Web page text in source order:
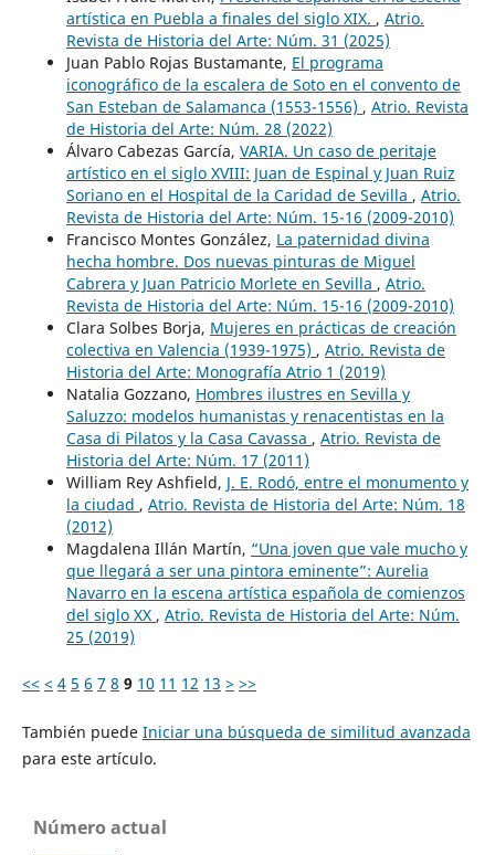
artística en Puebla a finales del siglo XIX. , Atrio.
Revista de Historia del Arte: Núm. 31 (2025)
Juan Pablo Rojas Bustamante, El programa
iconográfico de la escalera de Soto en el convento de
San Esteban de Salamanca (1553-1556) , Atrio. Revista
de Historia del Arte: Núm. 28 (2022)
Álvaro Cabezas García, VARIA. Un caso de peritaje
artístico en el siglo XVIII: Juan de Espinal y Juan Ruiz
Soriano en el Hospital de la Caridad de Sevilla , Atrio.
Revista de Historia del Arte: Núm. 15-16 (2009-2010)
Francisco Montes González, La paternidad divina
hecha hombre. Dos nuevas pinturas de Miguel
Cabrera y Juan Patricio Morlete en Sevilla , Atrio.
Revista de Historia del Arte: Núm. 15-16 (2009-2010)
Clara Solbes Borja, Mujeres en prácticas de creación
colectiva en Valencia (1939-1975) , Atrio. Revista de
Historia del Arte: Monografía Atrio 1 (2019)
Natalia Gozzano, Hombres ilustres en Sevilla y
Saluzzo: modelos humanistas y renacentistas en la
Casa di Pilatos y la Casa Cavassa , Atrio. Revista de
Historia del Arte: Núm. 17 (2011)
William Rey Ashfield, J. E. Rodó, entre el monumento y
la ciudad , Atrio. Revista de Historia del Arte: Núm. 18
(2012)
Magdalena Illán Martín, “Una joven que vale mucho y
que llegará a ser una pintora eminente”: Aurelia
Navarro en la escena artística española de comienzos
del siglo XX , Atrio. Revista de Historia del Arte: Núm.
25 (2019)
<< < 4 5 6 7 8 9 10 11 12 13 > >>
También puede Iniciar una búsqueda de similitud avanzada
para este artículo.
Número actual